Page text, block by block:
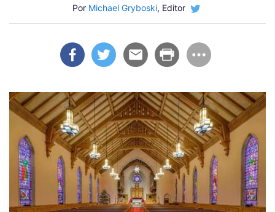
Por Michael Gryboski, Editor